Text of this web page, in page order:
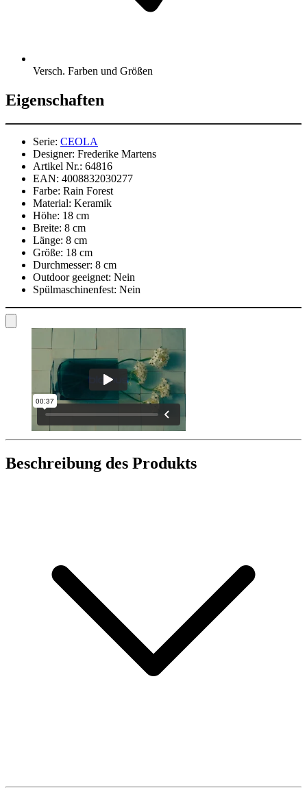
Versch. Farben und Größen
Eigenschaften
Serie: CEOLA
Designer: Frederike Martens
Artikel Nr.: 64816
EAN: 4008832030277
Farbe: Rain Forest
Material: Keramik
Höhe: 18 cm
Breite: 8 cm
Länge: 8 cm
Größe: 18 cm
Durchmesser: 8 cm
Outdoor geeignet: Nein
Spülmaschinenfest: Nein
Beschreibung des Produkts